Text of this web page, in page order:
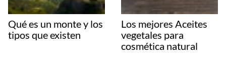
Qué es un monte y los
tipos que existen
Los mejores Aceites
vegetales para
cosmética natural